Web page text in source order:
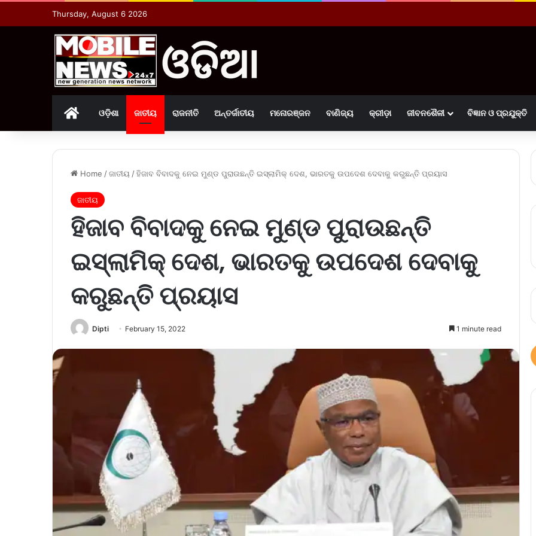
Thursday, August 6 2026
Homeଓଡ଼ିଶା ଜାତୀୟ ରାଜନୀତି ଅନ୍ତର୍ଜାତୀୟ ମନୋରଞ୍ଜନ ବାଣିଜ୍ୟ କ୍ରୀଡ଼ା ଜୀବନଶୈଳୀ ବିଜ୍ଞାନ ଓ ପ୍ରଯୁକ୍ତି
Home /ଜାତୀୟ /ହିଜାବ ବିବାଦକୁ ନେଇ ମୁଣ୍ଡ ପୁରାଉଛନ୍ତି ଇସ୍‌ଲାମିକ୍‌ ଦେଶ, ଭାରତକୁ ଉପଦେଶ ଦେବାକୁ କରୁଛନ୍ତି ପ୍ରୟାସ
ଜାତୀୟ
ହିଜାବ ବିବାଦକୁ ନେଇ ମୁଣ୍ଡ ପୁରାଉଛନ୍ତି
ଇସ୍‌ଲାମିକ୍‌ ଦେଶ, ଭାରତକୁ ଉପଦେଶ ଦେବାକୁ
କରୁଛନ୍ତି ପ୍ରୟାସ
Dipti February 15, 2022 1 minute read